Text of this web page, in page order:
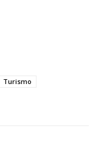
Turismo